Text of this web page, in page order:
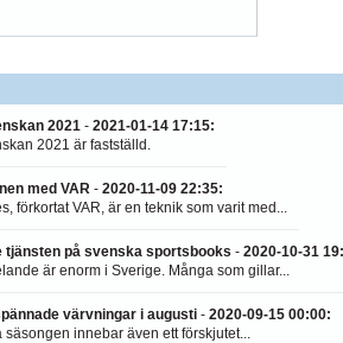
2021 - 2021-01-14 17:15:
2021 är fastställd.
med VAR - 2020-11-09 22:35:
förkortat VAR, är en teknik som varit med...
tjänsten på svenska sportsbooks - 2020-10-31
är enorm i Sverige. Många som gillar...
värvningar i augusti - 2020-09-15 00:00:
innebar även ett förskjutet...